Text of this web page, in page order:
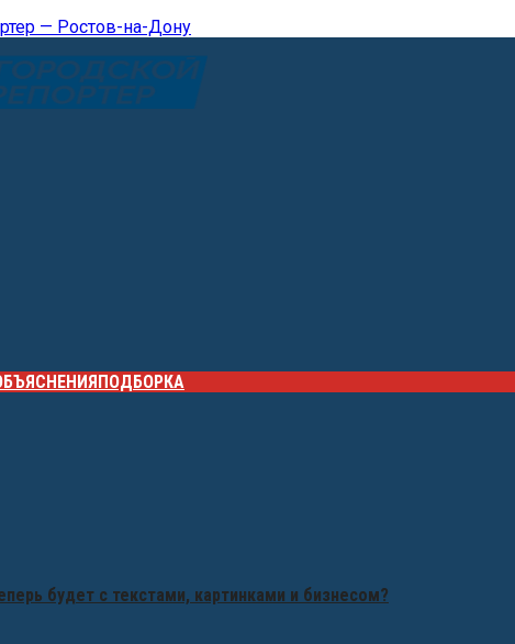
— Ростов-на-Дону
ПОДБОРКА
будет с текстами, картинками и бизнесом?